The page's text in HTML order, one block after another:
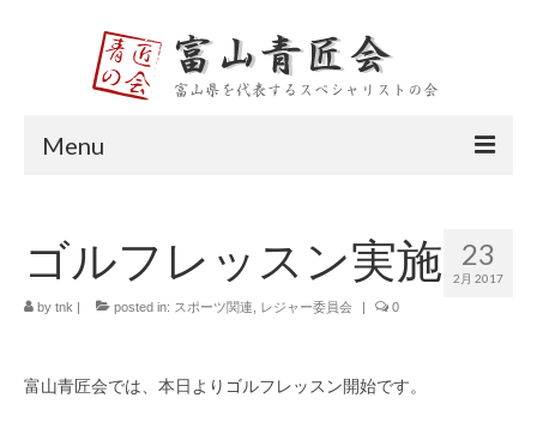
Menu
富山青匠会とは
会長挨拶
23
2月 2017
ゴルフレッスン実施
by tnk | posted in: スポーツ関連 レジャー委員会 | 0
富山青匠会では、本日よりゴルフレッスン開始です。